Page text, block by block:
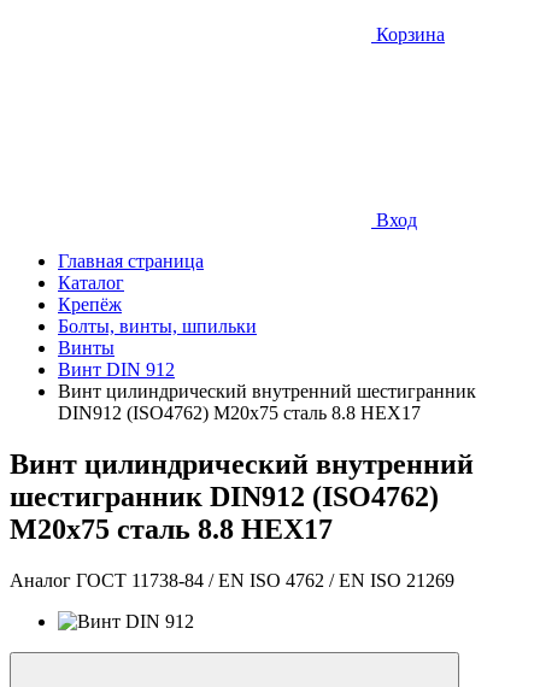
Корзина
Вход
Главная страница
Каталог
Крепёж
Болты, винты, шпильки
Винты
Винт DIN 912
Винт цилиндрический внутренний шестигранник
DIN912 (ISO4762) М20х75 сталь 8.8 HEX17
Винт цилиндрический внутренний
шестигранник DIN912 (ISO4762)
М20х75 сталь 8.8 HEX17
Аналог ГОСТ 11738-84 / EN ISO 4762 / EN ISO 21269